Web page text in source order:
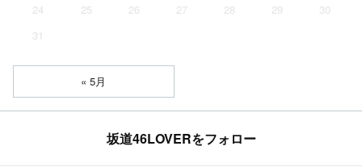
24
25 26 27 28 29
30
31
« 5月
坂道46LOVERをフォロー